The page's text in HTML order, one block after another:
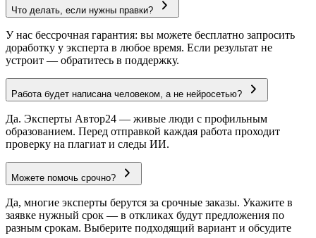
Что делать, если нужны правки?
У нас бессрочная гарантия: вы можете бесплатно запросить
доработку у эксперта в любое время. Если результат не
устроит — обратитесь в поддержку.
Работа будет написана человеком, а не нейросетью?
Да. Эксперты Автор24 — живые люди с профильным
образованием. Перед отправкой каждая работа проходит
проверку на плагиат и следы ИИ.
Можете помочь срочно?
Да, многие эксперты берутся за срочные заказы. Укажите в
заявке нужный срок — в откликах будут предложения по
разным срокам. Выберите подходящий вариант и обсудите